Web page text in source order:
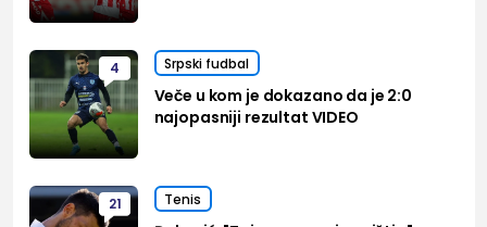
4 Srpski fudbal
Veče u kom je dokazano da je 2:0
najopasniji rezultat VIDEO
21 Tenis